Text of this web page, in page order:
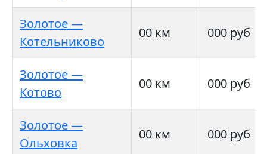
Золотое —
Котельниково
00 км 000 руб
Золотое —
Котово
00 км 000 руб
Золотое —
Ольховка
00 км 000 руб